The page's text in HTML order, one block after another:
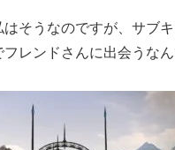
はそうなのですが、サブ
レンドさんに出会うなん